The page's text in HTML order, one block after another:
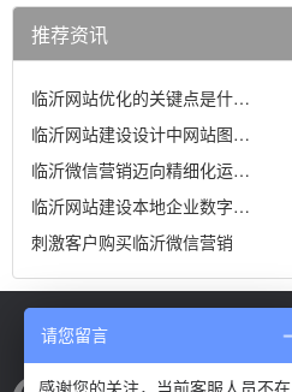
推荐资讯
临沂网站优化的关键点是什…
临沂网站建设设计中网站图…
临沂微信营销迈向精细化运…
临沂网站建设本地企业数字…
刺激客户购买临沂微信营销
请您留言